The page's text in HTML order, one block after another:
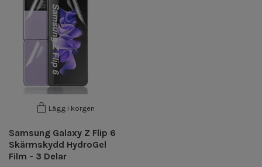
Lägg i korgen
Samsung Galaxy Z Flip 6
Skärmskydd HydroGel
Film - 3 Delar